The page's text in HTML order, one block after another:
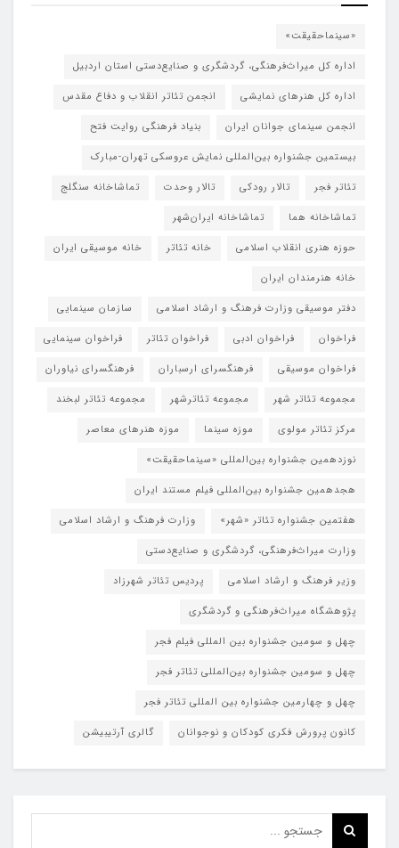
«سینماحقیقت»
اداره کل میراث‌فرهنگی، گردشگری و صنایع‌دستی استان اردبیل
اداره کل هنرهای نمایشی
انجمن تئاتر انقلاب و دفاع مقدس
انجمن سینمای جوانان ایران
بنیاد فرهنگی روایت فتح
بیستمین جشنواره بین‌المللی نمایش عروسکی تهران-مبارک
تئاتر فجر
تالار رودکی تالار وحدت
تماشاخانه سنگلج
تماشاخانه هما
تماشاخانه‌ ایران‌شهر
حوزه هنری انقلاب اسلامی
خانه تئاتر
خانه موسیقی ایران
خانه هنرمندان ایران
دفتر موسیقی وزارت فرهنگ و ارشاد اسلامی
سازمان سینمایی
فراخوان
فراخوان ادبی فراخوان تئاتر
فراخوان سینمایی
فراخوان موسیقی
فرهنگسرای ارسباران
فرهنگسرای نیاوران
مجموعه تئاتر شهر
مجموعه تئاترشهر
مجموعه تئاتر لبخند
مرکز تئاتر مولوی
موزه سینما
موزه هنرهای معاصر
نوزدهمین جشنواره بین‌المللی «سینماحقیقت»
هجدهمین جشنواره بین‌المللی فیلم مستند ایران
هفتمین جشنواره تئاتر «شهر»
وزارت فرهنگ و ارشاد اسلامی
وزارت میراث‌فرهنگی، گردشگری و صنایع‌دستی
وزیر فرهنگ و ارشاد اسلامی
پردیس تئاتر شهرزاد
پژوهشگاه میراث‌فرهنگی و گردشگری
چهل و سومین جشنواره بین المللی فیلم فجر
چهل و سومین جشنواره بین‌المللی تئاتر فجر
چهل و چهارمین جشنواره بین المللی تئاتر فجر
کانون پرورش فکری کودکان و نوجوانان
گالری آرتیبیشن